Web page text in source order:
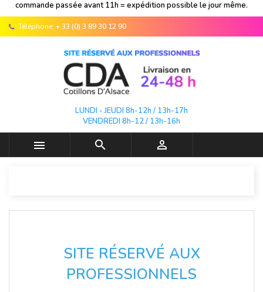
commande passée avant 11h = expédition possible le jour même.
Téléphone: + 33 (0) 3 89 30 12 90
LUNDI - JEUDI 8h-12h / 13h-17h
VENDREDI 8h-12 / 13h-16h
  
SITE RÉSERVÉ AUX
PROFESSIONNELS